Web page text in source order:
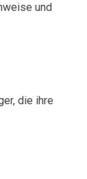
und
die ihre